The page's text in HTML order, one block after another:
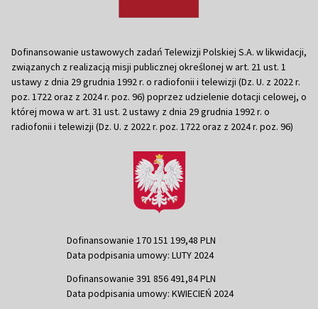
Dofinansowanie ustawowych zadań Telewizji Polskiej S.A. w likwidacji,
związanych z realizacją misji publicznej określonej w art. 21 ust. 1
ustawy z dnia 29 grudnia 1992 r. o radiofonii i telewizji (Dz. U. z 2022 r.
poz. 1722 oraz z 2024 r. poz. 96) poprzez udzielenie dotacji celowej, o
której mowa w art. 31 ust. 2 ustawy z dnia 29 grudnia 1992 r. o
radiofonii i telewizji (Dz. U. z 2022 r. poz. 1722 oraz z 2024 r. poz. 96)
Dofinansowanie 170 151 199,48 PLN
Data podpisania umowy: LUTY 2024
Dofinansowanie 391 856 491,84 PLN
Data podpisania umowy: KWIECIEŃ 2024